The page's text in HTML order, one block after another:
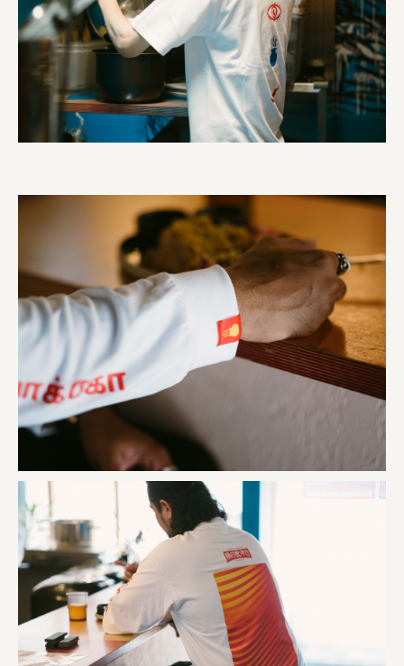
株式会社 未来ガ驚喜研究所
Panasonic
江東区
日鉄興和不動産株式会社
株式会社コスモスイニシア